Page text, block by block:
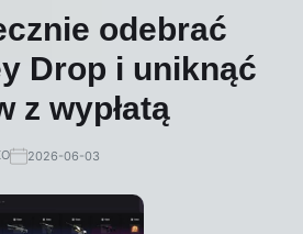
odebrać
Drop i uniknąć
z wypłatą
2026-06-03